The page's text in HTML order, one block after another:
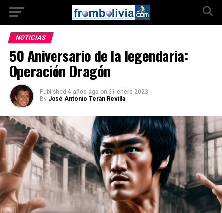
NOTICIAS
50 Aniversario de la legendaria:
Operación Dragón
Published 4 años ago on 31 enero 2023
By José Antonio Terán Revilla